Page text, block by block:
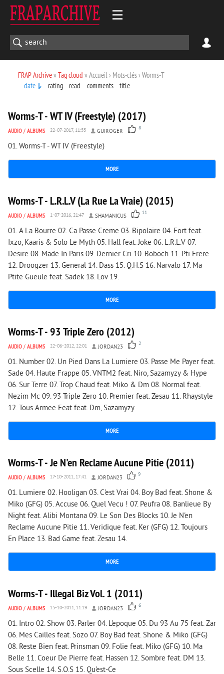
FRAP Archive» Tag cloud » Accueil › Mots-clés › Worms-T
date
rating read comments title
Worms-T - WT IV (Freestyle) (2017)
AUDIO / ALBUMS 22-07-2017, 11:55 GUIROGER 8
01. Worms-T - WT IV (Freestyle)
MORE
3 053 0
Worms-T - L.R.L.V (La Rue La Vraie) (2015)
AUDIO / ALBUMS 1-07-2016, 21:47 SHAMANICUS 11
01. A La Bourre 02. Ca Passe Creme 03. Bipolaire 04. Fort feat.
Ixzo, Kaaris & Solo Le Myth 05. Hall feat. Joke 06. L.R.L.V 07.
Desire 08. Made In Paris 09. Dernier Cri 10. Boboch 11. Pti Frere
12. Droogzer 13. General 14. Dass 15. Q.H.S 16. Narvalo 17. Ma
Ptite Gueule feat. Sadek 18. Lov 19.
MORE
4 157 0
Worms-T - 93 Triple Zero (2012)
AUDIO / ALBUMS 22-06-2012, 22:01 JORDAN23 2
01. Number 02. Un Pied Dans La Lumiere 03. Passe Me Payer feat.
Sade 04. Haute Frappe 05. VNTM2 feat. Niro, Sazamyzy & Hype
06. Sur Terre 07. Trop Chaud feat. Miko & Dm 08. Normal feat.
Nezim Mc 09. 93 Triple Zero 10. Premier feat. Zesau 11. Rhaystyle
12. Tous Armee Feat feat. Dm, Sazamyzy
MORE
3 888 0
Worms-T - Je N'en Reclame Aucune Pitie (2011)
AUDIO / ALBUMS 17-10-2011, 17:41 JORDAN23 9
01. Lumiere 02. Hooligan 03. C'est Vrai 04. Boy Bad feat. Shone &
Miko (GFG) 05. Accuse 06. Quel Vecu ! 07. Peufra 08. Banlieue By
Night feat. Alibi Montana 09. Le Son Des Blocks 10. Je N'en
Reclame Aucune Pitie 11. Veridique feat. Ker (GFG) 12. Toujours
En Place 13. Bad Game feat. Zesau 14.
MORE
4 079 0
Worms-T - Illegal Biz Vol. 1 (2011)
AUDIO / ALBUMS 15-10-2011, 11:19 JORDAN23 6
01. Intro 02. Show 03. Parler 04. L'epoque 05. Du 93 Au 75 feat. Zar
06. Mes Cailles feat. Sozo 07. Boy Bad feat. Shone & Miko (GFG)
08. Reste Bien feat. Prinsman 09. Folie feat. Miko (GFG) 10. Ma
Belle 11. Coeur De Pierre feat. Hassen 12. Sombre feat. DM 13.
Sous Scelle 14. S.O.S 15. Qu'est-Ce